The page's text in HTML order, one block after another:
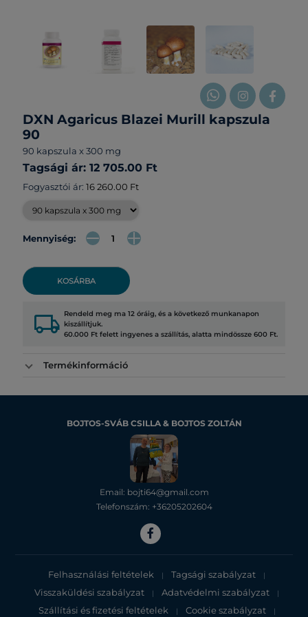
DXN Agaricus Blazei Murill kapszula
90
90 kapszula x 300 mg
Tagsági ár: 12 705.00 Ft
Fogyasztói ár: 16 260.00 Ft
Mennyiség:
KOSÁRBA
local_shipping Rendeld meg ma 12 óráig, és a következő munkanapon
kiszállítjuk.
60.000 Ft felett ingyenes a szállítás, alatta mindössze 600 Ft.
Termékinformáció
BOJTOS-SVÁB CSILLA & BOJTOS ZOLTÁN
Email: bojti64@gmail.com
Telefonszám: +36205202604
Felhasználási feltételek | Tagsági szabályzat |
Visszaküldési szabályzat | Adatvédelmi szabályzat |
Szállítási és fizetési feltételek | Cookie szabályzat |